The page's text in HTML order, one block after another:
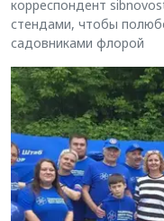
корреспондент
стендами, чтобы
садовниками флорой